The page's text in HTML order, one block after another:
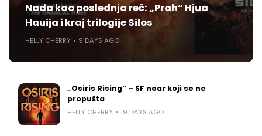
Nada kao poslednja reč: „Prah“ Hjua
Hauija i kraj trilogije Silos
HELLY CHERRY 9 DAYS AGO
„Osiris Rising“ – SF noar koji se ne
propušta
HELLY CHERRY 19 DAYS AGO